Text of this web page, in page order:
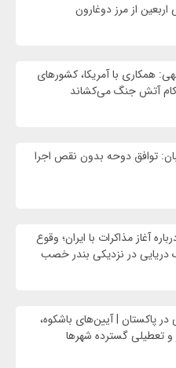
اربعین از مرز دوغارون
همکاری با آمریکا، کشورهای
کام آتش جنگ می‌کشاند
توافق دوحه بدون نقص اجرا
آغاز مذاکرات با ایران؛ وقوع
در نزدیکی بندر خصب
پاکستان | آیین‌های باشکوه،
و تعطیلی گسترده شهرها